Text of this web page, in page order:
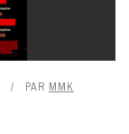
PAR MMK